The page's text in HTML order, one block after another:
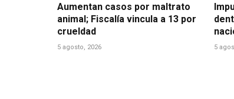
Aumentan casos por maltrato
animal; Fiscalía vincula a 13 por
crueldad
5 agosto, 2026 5